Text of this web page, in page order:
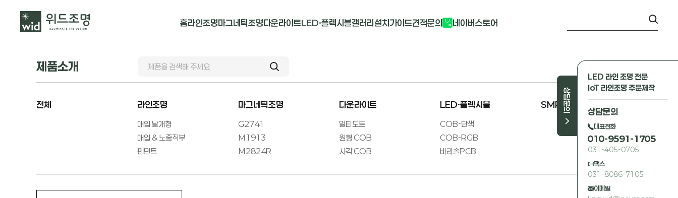
홈라인조명
매입 & 노출직부
펜던트
마그네틱조명
M2824R
다운라이트
원형 COB
사각 COB
LED·플렉시블
바리솔PCB
갤러리설치가이드견적문의 네이버스토어
상담문의
LED 라인 조명 전문
IoT 라인조명 주문제작
상담문의
대표전화
010-9591-1705
031-405-0705
팩스
031-8086-7105
이메일
제품소개
전체 라인조명
매입 날개형
매입 & 노출직부
펜던트
마그네틱조명
G2741
M1913
M2824R
다운라이트
멀티도트
원형 COB
사각 COB
LED·플렉시블
COB-단색
COB-RGB
바리솔PCB
SMPS 외